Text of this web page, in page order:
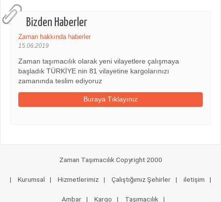
Bizden Haberler
Zaman hakkında haberler
15.06.2019
Zaman taşımacılık olarak yeni vilayetlere çalışmaya
başladık TÜRKİYE nin 81 vilayetine kargolarınızı
zamanında teslim ediyoruz
Buraya Tıklayınız
Zaman Taşımacılık Copyright 2000
| Kurumsal | Hizmetlerimiz | Çalıştığımız Şehirler | iletişim |
Ambar | Kargo | Taşımacılık |